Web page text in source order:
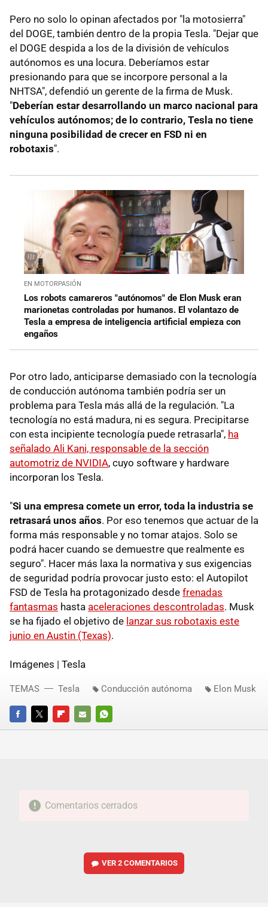
Pero no solo lo opinan afectados por "la motosierra"
del DOGE, también dentro de la propia Tesla. "Dejar que
el DOGE despida a los de la división de vehículos
autónomos es una locura. Deberíamos estar
presionando para que se incorpore personal a la
NHTSA", defendió un gerente de la firma de Musk.
"Deberían estar desarrollando un marco nacional para
vehículos autónomos; de lo contrario, Tesla no tiene
ninguna posibilidad de crecer en FSD ni en
robotaxis".
EN MOTORPASIÓN
Los robots camareros "autónomos" de Elon Musk eran
marionetas controladas por humanos. El volantazo de
Tesla a empresa de inteligencia artificial empieza con
engaños
Por otro lado, anticiparse demasiado con la tecnología
de conducción autónoma también podría ser un
problema para Tesla más allá de la regulación. "La
tecnología no está madura, ni es segura. Precipitarse
con esta incipiente tecnología puede retrasarla", ha
señalado Ali Kani, responsable de la sección
automotriz de NVIDIA, cuyo software y hardware
incorporan los Tesla.
"Si una empresa comete un error, toda la industria se
retrasará unos años. Por eso tenemos que actuar de la
forma más responsable y no tomar atajos. Solo se
podrá hacer cuando se demuestre que realmente es
seguro". Hacer más laxa la normativa y sus exigencias
de seguridad podría provocar justo esto: el Autopilot
FSD de Tesla ha protagonizado desde frenadas
fantasmas hasta aceleraciones descontroladas. Musk
se ha fijado el objetivo de lanzar sus robotaxis este
junio en Austin (Texas).
Imágenes | Tesla
FACEBOOKTWITTERFLIPBOARD
E-
WHATSAPP
TEMAS Tesla Conducción autónoma Elon Musk
Comentarios cerrados
VER2 COMENTARIOS